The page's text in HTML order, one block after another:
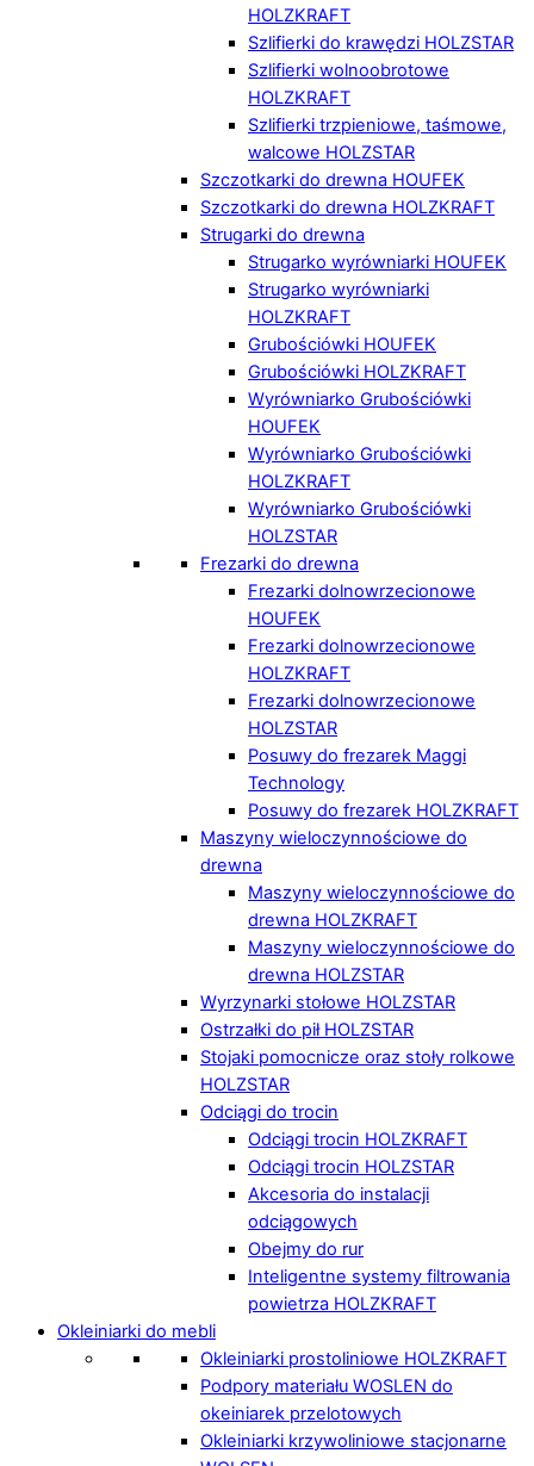
HOLZKRAFT
Szlifierki do krawędzi HOLZSTAR
Szlifierki wolnoobrotowe
HOLZKRAFT
Szlifierki trzpieniowe, taśmowe,
walcowe HOLZSTAR
Szczotkarki do drewna HOUFEK
Szczotkarki do drewna HOLZKRAFT
Strugarki do drewna
Strugarko wyrówniarki HOUFEK
Strugarko wyrówniarki
HOLZKRAFT
Grubościówki HOUFEK
Grubościówki HOLZKRAFT
Wyrówniarko Grubościówki
HOUFEK
Wyrówniarko Grubościówki
HOLZKRAFT
Wyrówniarko Grubościówki
HOLZSTAR
Frezarki do drewna
Frezarki dolnowrzecionowe
HOUFEK
Frezarki dolnowrzecionowe
HOLZKRAFT
Frezarki dolnowrzecionowe
HOLZSTAR
Posuwy do frezarek Maggi
Technology
Posuwy do frezarek HOLZKRAFT
Maszyny wieloczynnościowe do
drewna
Maszyny wieloczynnościowe do
drewna HOLZKRAFT
Maszyny wieloczynnościowe do
drewna HOLZSTAR
Wyrzynarki stołowe HOLZSTAR
Ostrzałki do pił HOLZSTAR
Stojaki pomocnicze oraz stoły rolkowe
HOLZSTAR
Odciągi do trocin
Odciągi trocin HOLZKRAFT
Odciągi trocin HOLZSTAR
Akcesoria do instalacji
odciągowych
Obejmy do rur
Inteligentne systemy filtrowania
powietrza HOLZKRAFT
Okleiniarki do mebli
Okleiniarki prostoliniowe HOLZKRAFT
Podpory materiału WOSLEN do
okeiniarek przelotowych
Okleiniarki krzywoliniowe stacjonarne